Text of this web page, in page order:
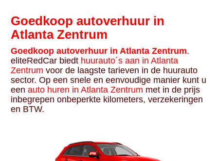
Goedkoop autoverhuur in
Atlanta Zentrum
Goedkoop autoverhuur in Atlanta Zentrum.
eliteRedCar biedt huurauto´s aan in Atlanta
Zentrum voor de laagste tarieven in de huurauto
sector. Op een snele en eenvoudige manier kunt u
eenauto huren in Atlanta Zentrum met in de prijs
inbegrepen onbeperkte kilometers, verzekeringen
en BTW.